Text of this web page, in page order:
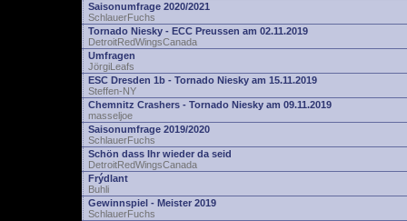
Saisonumfrage 2020/2021
SchlauerFuchs
Tornado Niesky - ECC Preussen am 02.11.2019
DetroitRedWingsCanada
Umfragen
JörgiLeafs
ESC Dresden 1b - Tornado Niesky am 15.11.2019
Steffen-NY
Chemnitz Crashers - Tornado Niesky am 09.11.2019
masseljoe
Saisonumfrage 2019/2020
SchlauerFuchs
Schön dass Ihr wieder da seid
DetroitRedWingsCanada
Frýdlant
Buhli
Gewinnspiel - Meister 2019
SchlauerFuchs